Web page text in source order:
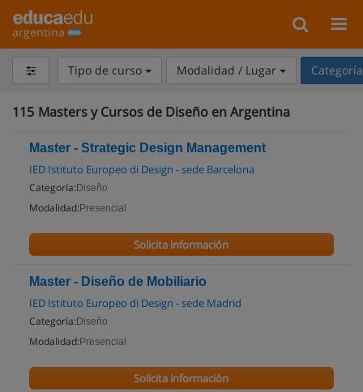
argentina
Tipo de curso Modalidad / Lugar
115 Masters y Cursos de Diseño en Argentina
Master - Strategic Design Management
IED Istituto Europeo di Design - sede Barcelona
Categoría: Diseño
Modalidad: Presencial
Solicita información
Master - Diseño de Mobiliario
IED Istituto Europeo di Design - sede Madrid
Categoría: Diseño
Modalidad: Presencial
Solicita información